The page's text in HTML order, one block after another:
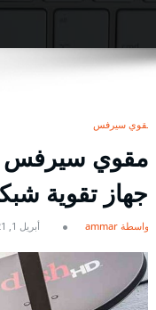
مقوي سيرفس
جهاز تقوية
بواسطة ammar أبريل 1, 2021